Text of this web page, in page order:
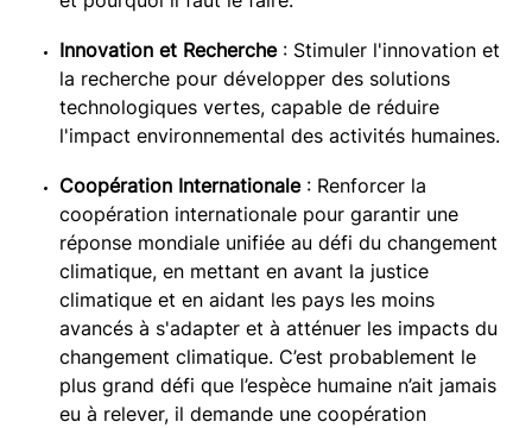
Innovation et Recherche: Stimuler l'innovation et
la recherche pour développer des solutions
technologiques vertes, capable de réduire
l'impact environnemental des activités humaines.
Coopération Internationale: Renforcer la
coopération internationale pour garantir une
réponse mondiale unifiée au défi du changement
climatique, en mettant en avant la justice
climatique et en aidant les pays les moins
avancés à s'adapter et à atténuer les impacts du
changement climatique. C’est probablement le
plus grand défi que l’espèce humaine n’ait jamais
eu à relever, il demande une coopération